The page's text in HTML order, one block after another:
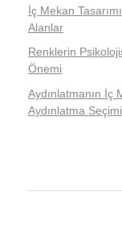
İç Mekan
Alanlar
Renklerin
Önemi
Aydınlatmanın İç
Aydınlatma Seçimi